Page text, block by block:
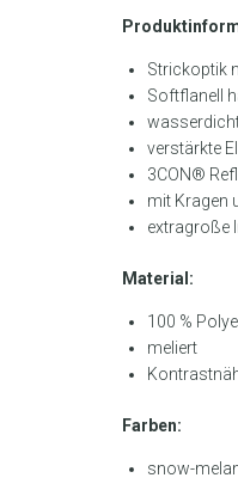
Strickoptik
Softflanell
verstärkte
3CON®
mit Kragen
extragroße
Material:
100 %
meliert
Farben:
snow-